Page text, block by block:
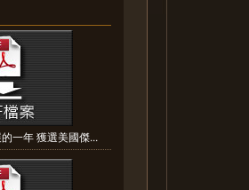
一年 獲選美國傑...